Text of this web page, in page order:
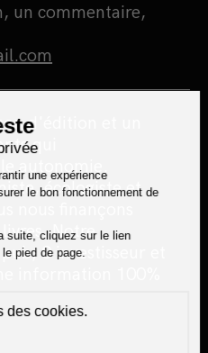
un commentaire,
d'édition et un
qui
autonomie.
écologiste et
nous finançons
Notre
0 investisseur et
information 100%